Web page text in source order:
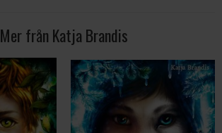
Mer från Katja Brandis